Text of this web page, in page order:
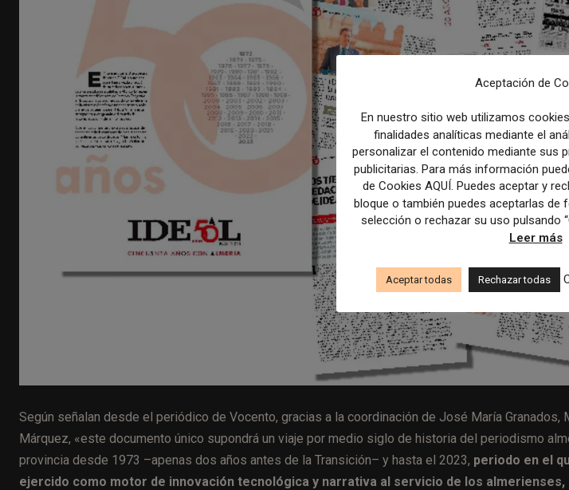
Según señalan desde el periódico de Vocento, gracias a la coordinación de José María Granados,
Márquez, «este documento único supondrá un viaje por medio siglo de historia del periodismo
provincia desde 1973 –apenas dos años antes de la Transición– y hasta el 2023, periodo en el
ejercido como motor de innovación tecnológica y narrativa al servicio de los
Aceptación de
En nuestro sitio web utilizamos
finalidades analíticas mediante el
personalizar el contenido mediante sus
publicitarias. Para más información
de Cookies AQUÍ. Puedes aceptar y
bloque o también puedes aceptarlas de
selección o rechazar su uso pulsando
Leer más
Aceptar todas Rechazar todas